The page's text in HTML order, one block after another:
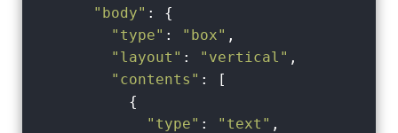
"body" : {
"type" : "box" ,
"layout" : "vertical" ,
"contents" : [
          {
"type" : "text" ,